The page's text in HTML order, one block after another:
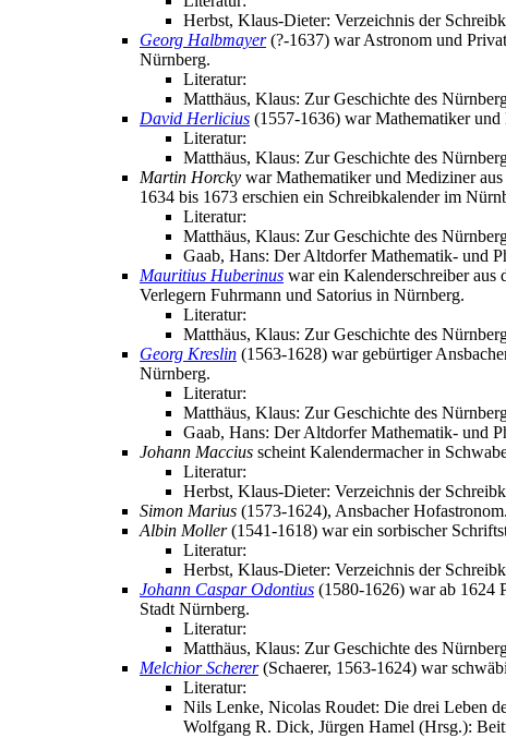
Herbst, Klaus-Dieter: Verzeichnis der
Georg Halbmayer(?-1637) war Astronom und
Nürnberg.
Literatur:
Matthäus, Klaus: Zur Geschichte des
David Herlicius (1557-1636) war Mathematiker
Literatur:
Matthäus, Klaus: Zur Geschichte des
Martin Horcky war Mathematiker und Mediziner
1634 bis 1673 erschien ein Schreibkalender im
Literatur:
Matthäus, Klaus: Zur Geschichte des
Gaab, Hans: Der Altdorfer Mathematik- und
Mauritius Huberinus war ein Kalenderschreiber aus
Verlegern Fuhrmann und Satorius in Nürnberg.
Literatur:
Matthäus, Klaus: Zur Geschichte des
Georg Kreslin (1563-1628) war gebürtiger
Nürnberg.
Literatur:
Matthäus, Klaus: Zur Geschichte des
Gaab, Hans: Der Altdorfer Mathematik- und
Johann Maccius scheint Kalendermacher in
Literatur:
Herbst, Klaus-Dieter: Verzeichnis der
Simon Marius (1573-1624), Ansbacher Hofastronom.
Albin Moller(1541-1618) war ein sorbischer
Literatur:
Herbst, Klaus-Dieter: Verzeichnis der
Johann Caspar Odontius (1580-1626) war ab 1624
Stadt Nürnberg.
Literatur:
Matthäus, Klaus: Zur Geschichte des
Melchior Scherer(Schaerer, 1563-1624) war
Literatur:
Nils Lenke, Nicolas Roudet: Die drei Leben
Wolfgang R. Dick, Jürgen Hamel (Hrsg.):